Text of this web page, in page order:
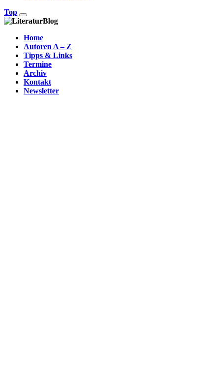
Top
Home
Autoren A – Z
Tipps & Links
Termine
Archiv
Kontakt
Newsletter